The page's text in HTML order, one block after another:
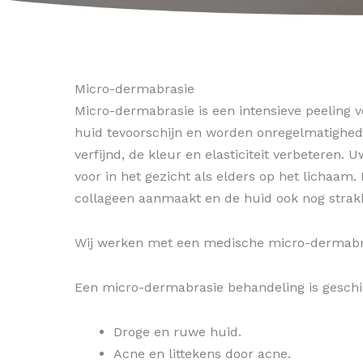
Micro-dermabrasie
Micro-dermabrasie is een intensieve peeling
huid tevoorschijn en worden
verfijnd, de kleur en elasticiteit verbeteren.
voor in het gezicht als elders op het
collageen aanmaakt en de huid ook nog
Wij werken met een medische micro-
Een micro-dermabrasie behandeling is
Droge en ruwe huid.
Acne en littekens door acne.